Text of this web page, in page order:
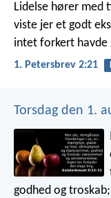
Lidelse hører med
viste jer et godt
intet forkert havde
1. Petersbrev 2:21
Torsdag den 1.
godhed og